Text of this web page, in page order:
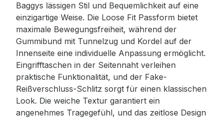
Baggys lässigen Stil und Bequemlichkeit auf eine
einzigartige Weise. Die Loose Fit Passform bietet
maximale Bewegungsfreiheit, während der
Gummibund mit Tunnelzug und Kordel auf der
Innenseite eine individuelle Anpassung ermöglicht.
Eingrifftaschen in der Seitennaht verleihen
praktische Funktionalität, und der Fake-
Reißverschluss-Schlitz sorgt für einen klassischen
Look. Die weiche Textur garantiert ein
angenehmes Tragegefühl, und das zeitlose Design